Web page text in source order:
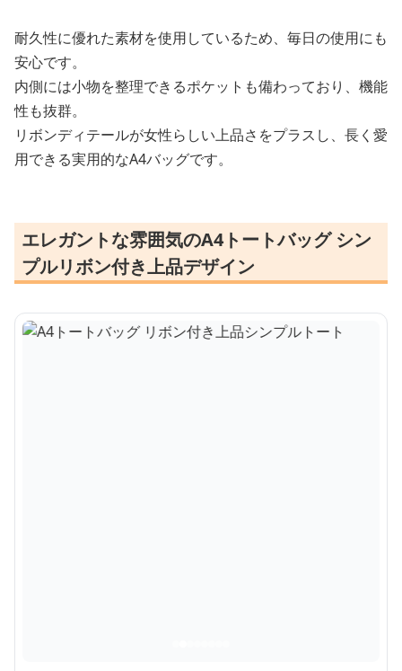
耐久性に優れた素材を使用しているため、毎日の使用にも
安心です。
内側には小物を整理できるポケットも備わっており、機能
性も抜群。
リボンディテールが女性らしい上品さをプラスし、長く愛
用できる実用的なA4バッグです。
エレガントな雰囲気のA4トートバッグ シン
プルリボン付き上品デザイン